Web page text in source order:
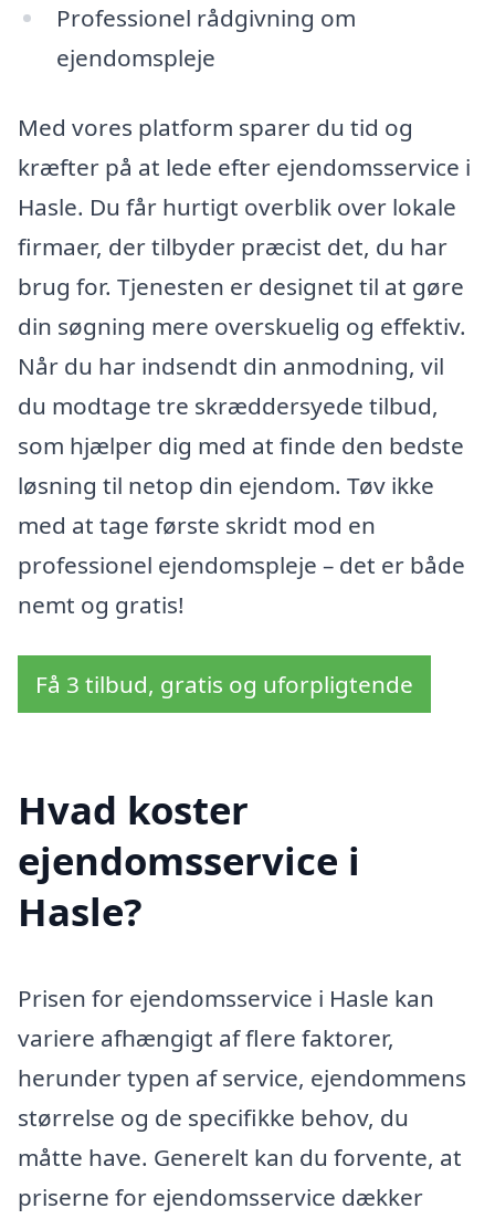
Professionel rådgivning om
ejendomspleje
Med vores platform sparer du tid og
kræfter på at lede efter ejendomsservice i
Hasle. Du får hurtigt overblik over lokale
firmaer, der tilbyder præcist det, du har
brug for. Tjenesten er designet til at gøre
din søgning mere overskuelig og effektiv.
Når du har indsendt din anmodning, vil
du modtage tre skræddersyede tilbud,
som hjælper dig med at finde den bedste
løsning til netop din ejendom. Tøv ikke
med at tage første skridt mod en
professionel ejendomspleje – det er både
nemt og gratis!
Få 3 tilbud, gratis og uforpligtende
Hvad koster
ejendomsservice i
Hasle?
Prisen for ejendomsservice i Hasle kan
variere afhængigt af flere faktorer,
herunder typen af service, ejendommens
størrelse og de specifikke behov, du
måtte have. Generelt kan du forvente, at
priserne for ejendomsservice dækker